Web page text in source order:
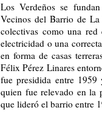
Los Verdeños se
Vecinos del Barrio de
colectivas como una
electricidad o una
en forma de casas
Félix Pérez Linares
fue presidida entre
quien fue relevado en la
que lideró el barrio entre